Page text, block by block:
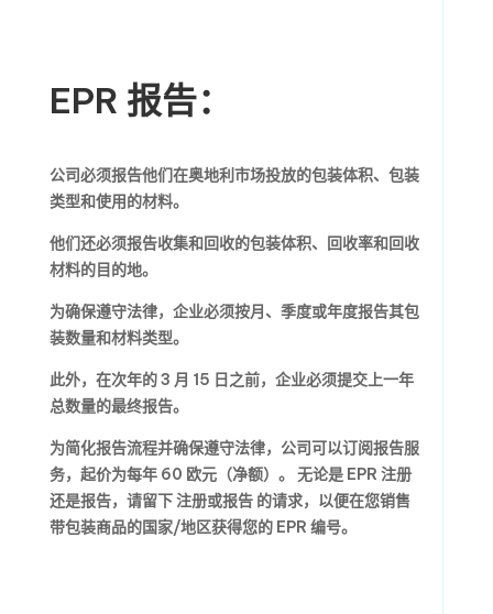
EPR 报告：
公司必须报告他们在奥地利市场投放的包装体积、包装
类型和使用的材料。
他们还必须报告收集和回收的包装体积、回收率和回收
材料的目的地。
为确保遵守法律，企业必须按月、季度或年度报告其包
装数量和材料类型。
此外，在次年的 3 月 15 日之前，企业必须提交上一年
总数量的最终报告。
为简化报告流程并确保遵守法律，公司可以订阅报告服
务，起价为每年 60 欧元（净额）。 无论是 EPR 注册
还是报告，请留下 注册或报告 的请求，以便在您销售
带包装商品的国家/地区获得您的 EPR 编号。